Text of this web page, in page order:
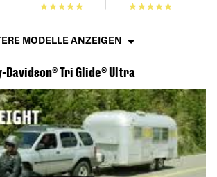
MODELLE ANZEIGEN
Davidson® Tri Glide® Ultra